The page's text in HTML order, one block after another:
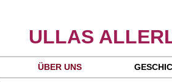
ULLAS
ÜBER UNS